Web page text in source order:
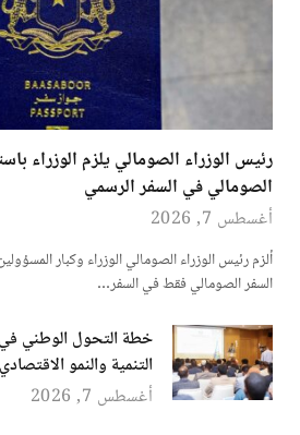
رئيس الوزراء الصومالي يلزم الوزراء
الصومالي في السفر الرسمي
أغسطس 7, 2026
ألزم رئيس الوزراء الصومالي الوزراء وكبار
السفر الصومالي فقط في السفر…
خطة التحول الوطني
التنمية والنمو الاقتصادي
أغسطس 7, 2026